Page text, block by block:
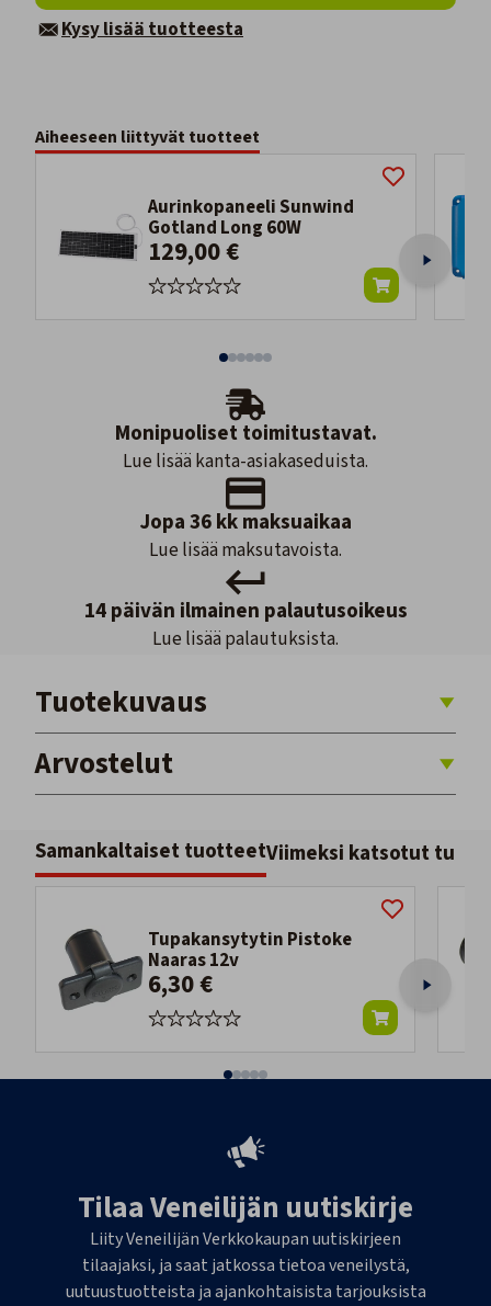
Kysy lisää tuotteesta
Aiheeseen liittyvät tuotteet
Aurinkopaneeli Sunwind
Gotland Long 60W
129,00 €
Monipuoliset toimitustavat.
Lue lisää kanta-asiakaseduista.
Jopa 36 kk maksuaikaa
Lue lisää maksutavoista.
14 päivän ilmainen palautusoikeus
Lue lisää palautuksista.
Tuotekuvaus
Arvostelut
Samankaltaiset tuotteetViimeksi katsotut
Tupakansytytin Pistoke
Naaras 12v
6,30 €
Tilaa Veneilijän uutiskirje
Liity Veneilijän Verkkokaupan uutiskirjeen
tilaajaksi, ja saat jatkossa tietoa veneilystä,
uutuustuotteista ja ajankohtaisista tarjouksista